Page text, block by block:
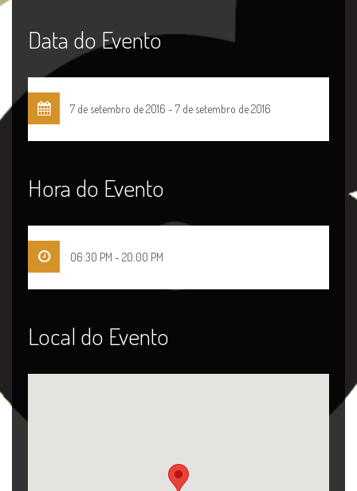
Data do Evento
7 de setembro de 2016 - 7 de setembro de 2016
Hora do Evento
06:30 PM - 20:00 PM
Local do Evento